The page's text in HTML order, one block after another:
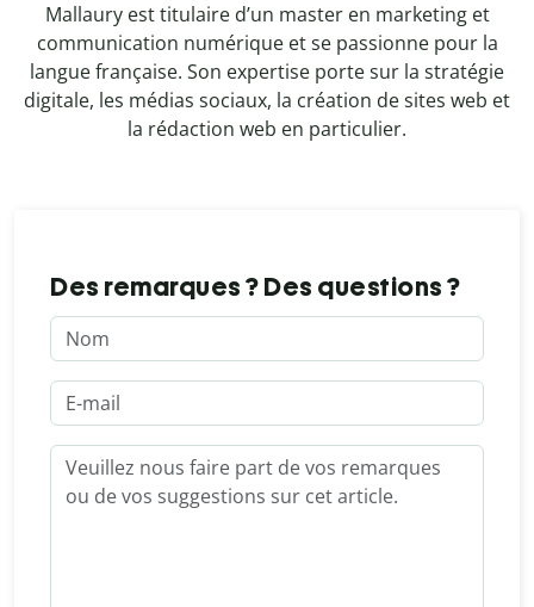
Mallaury est titulaire d’un master en marketing et
communication numérique et se passionne pour la
langue française. Son expertise porte sur la stratégie
digitale, les médias sociaux, la création de sites web et
la rédaction web en particulier.
Des remarques ? Des questions ?